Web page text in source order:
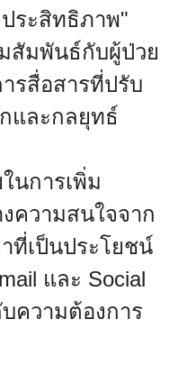
ระสิทธิภาพ"
สัมพันธ์กับผู้ป่วย
รสื่อสารที่ปรับ
และกลยุทธ์
นการเพิ่ม
ความสนใจจาก
ที่เป็นประโยชน์
และ Social
ความต้องการ